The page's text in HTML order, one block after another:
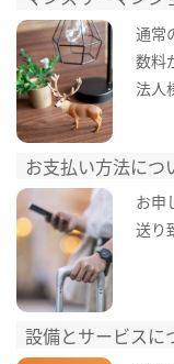
通常
数料
法人
お支払い方法につ
お申
送り
設備とサービスに